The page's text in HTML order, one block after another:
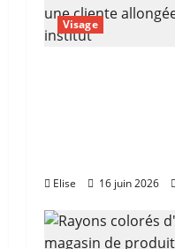
Visage
Elise 16 juin 2026